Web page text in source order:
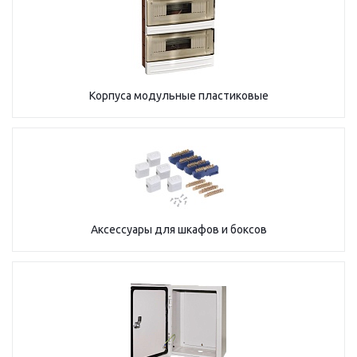
Корпуса модульные пластиковые
Аксессуары для шкафов и боксов